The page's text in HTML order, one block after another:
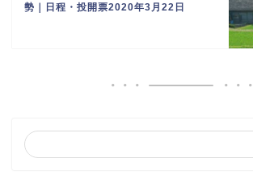
勢｜日程・投開票2020年3月22日